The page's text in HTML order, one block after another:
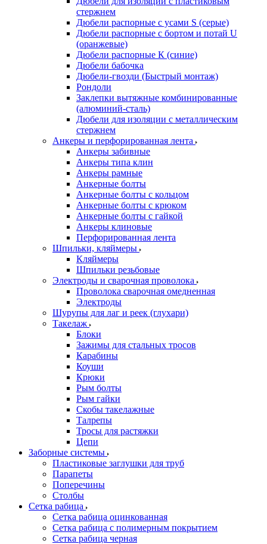
стержнем
Дюбели распорные с усами S (серые)
Дюбели распорные c бортом и потай U
(оранжевые)
Дюбели распорные К (синие)
Дюбели бабочка
Дюбели-гвозди (Быстрый монтаж)
Рондоли
Заклепки вытяжные комбинированные
(алюминий-сталь)
Дюбели для изоляции с металлическим
стержнем
Анкеры и перфорированная лента
Анкеры забивные
Анкеры типа клин
Анкеры рамные
Анкерные болты
Анкерные болты с кольцом
Анкерные болты с крюком
Анкерные болты с гайкой
Анкеры клиновые
Перфорированная лента
Шпильки, кляймеры
Кляймеры
Шпильки резьбовые
Электроды и сварочная проволока
Проволока сварочная омедненная
Электроды
Шурупы для лаг и реек (глухари)
Такелаж
Блоки
Зажимы для стальных тросов
Карабины
Коуши
Крюки
Рым болты
Рым гайки
Скобы такелажные
Талрепы
Тросы для растяжки
Цепи
Заборные системы
Пластиковые заглушки для труб
Парапеты
Поперечины
Столбы
Сетка рабица
Сетка рабица оцинкованная
Сетка рабица с полимерным покрытием
Сетка рабица черная